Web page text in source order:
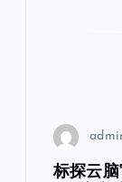
标探云